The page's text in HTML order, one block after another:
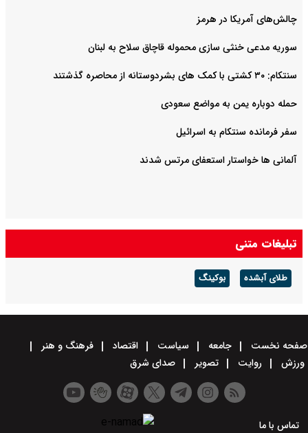
چالش‌های آمریکا در هرمز
سوریه مدعی خنثی سازی محموله قاچاق سلاح به لبنان
سنتکام: ۳۰ کشتی با کمک های بشردوستانه از محاصره گذشتند
حمله دوباره یمن به مواضع سعودی
سفر فرمانده سنتکام به اسرائیل
آلمانی ها خواستار استعفای مرتس شدند
تبلیغات متنی
طلای آبشده بوکینگ
صفحه نخست جامعه سیاست اقتصاد
فرهنگ و هنر
ورزش
روایت تصویر صدای شرق
تماس با ما